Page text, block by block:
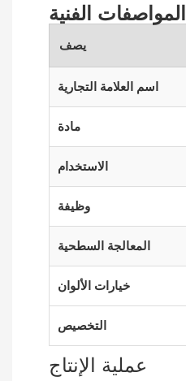
المواصفات الفنية
يصف
اسم العلامة التجارية
مادة
الاستخدام
وظيفة
المعالجة السطحية
خيارات الألوان
التخصيص
عملية الإنتاج